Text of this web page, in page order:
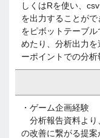
しくはRを使い、
を出力することが
をピボットテーブ
めたり、分析出力
ーポイントでの分
・ゲーム企画経験
分析報告資料より
の改善に繋がる提案